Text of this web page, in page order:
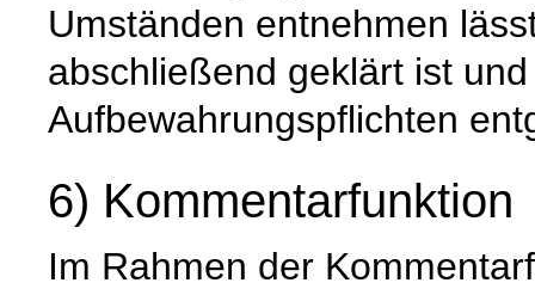
Umständen entnehmen
abschließend geklärt ist
Aufbewahrungspflichten
6) Kommentarfunktion
Im Rahmen der